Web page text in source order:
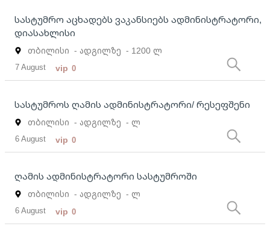
სასტუმრო აცხადებს ვაკანსიებს ადმინისტრატორი,
დიასახლისი
თბილისი - ადგილზე - 1200 ლ
7 August vip 0
სასტუმროს ღამის ადმინისტრატორი/ რესეფშენი
თბილისი - ადგილზე - ლ
6 August vip 0
ღამის ადმინისტრატორი სასტუმროში
თბილისი - ადგილზე - ლ
6 August vip 0